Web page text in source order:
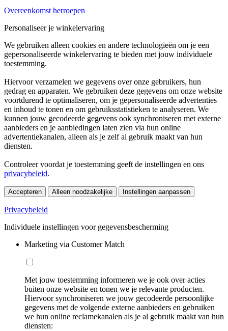
Overeenkomst herroepen
Personaliseer je winkelervaring
We gebruiken alleen cookies en andere technologieën om je een
gepersonaliseerde winkelervaring te bieden met jouw individuele
toestemming.
Hiervoor verzamelen we gegevens over onze gebruikers, hun
gedrag en apparaten. We gebruiken deze gegevens om onze website
voortdurend te optimaliseren, om je gepersonaliseerde advertenties
en inhoud te tonen en om gebruiksstatistieken te analyseren. We
kunnen jouw gecodeerde gegevens ook synchroniseren met externe
aanbieders en je aanbiedingen laten zien via hun online
advertentiekanalen, alleen als je zelf al gebruik maakt van hun
diensten.
Controleer voordat je toestemming geeft de instellingen en ons
privacybeleid.
Accepteren Alleen noodzakelijke Instellingen aanpassen
Privacybeleid
Individuele instellingen voor gegevensbescherming
Marketing via Customer Match
Met jouw toestemming informeren we je ook over acties
buiten onze website en tonen we je relevante producten.
Hiervoor synchroniseren we jouw gecodeerde persoonlijke
gegevens met de volgende externe aanbieders en gebruiken
we hun online reclamekanalen als je al gebruik maakt van hun
diensten: